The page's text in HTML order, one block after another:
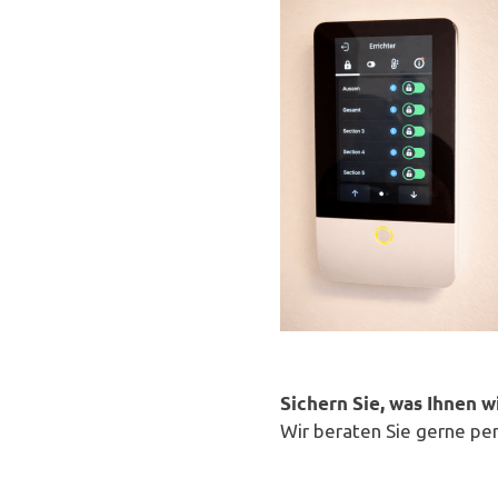
Sichern Sie, was Ihnen
Wir beraten Sie gerne